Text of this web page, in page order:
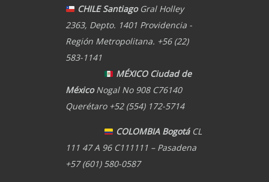
CHILE Santiago Gral Holley
2363, Depto. 1401 Providencia -
Región Metropolitana. +56 (22)
583-1141
MÉXICO Ciudad de
MéxicoNogal No 908 C76140
Querétaro +52 (554) 172-5714
COLOMBIA BogotáCL
111 47 A 96 C111111 – Pasadena
+57 (601) 580-0587